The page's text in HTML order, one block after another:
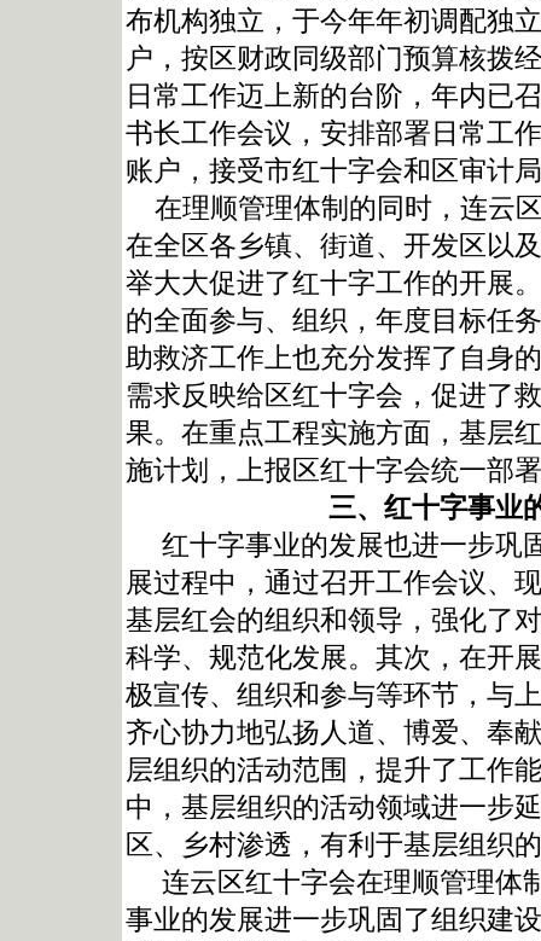
布机构独立，于今年年初调配独
户，按区财政同级部门预算核拨
日常工作迈上新的台阶，年内已
书长工作会议，安排部署日常工
账户，接受市红十字会和区审计
在理顺管理体制的同时，连云
在全区各乡镇、街道、开发区以
举大大促进了红十字工作的开展
的全面参与、组织，年度目标任
助救济工作上也充分发挥了自身
需求反映给区红十字会，促进了
果。在重点工程实施方面，基层
施计划，上报区红十字会统一部
三、 红十字事业
红十字事业的发展也进一步巩
展过程中，通过召开工作会议、
基层红会的组织和领导，强化了
科学、规范化发展。其次，在开
极宣传、组织和参与等环节，与
齐心协力地弘扬人道、博爱、奉
层组织的活动范围，提升了工作
中，基层组织的活动领域进一步
区、乡村渗透，有利于基层组织
连云区红十字会在理顺管理体
事业的发展进一步巩固了组织建